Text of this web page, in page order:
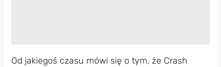
Od jakiegoś czasu mówi się o tym, że Crash